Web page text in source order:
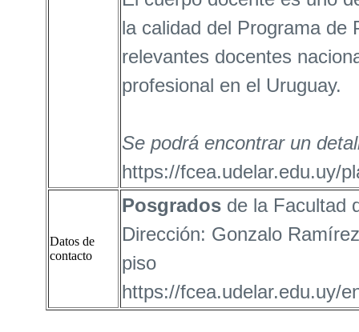
la calidad del Programa de
relevantes docentes
profesional en el Uruguay.
Se podrá encontrar un
https://fcea.udelar.edu.uy/
Datos de
contacto
Posgradosde la Facultad
Dirección: Gonzalo
piso
https://fcea.udelar.edu.uy/